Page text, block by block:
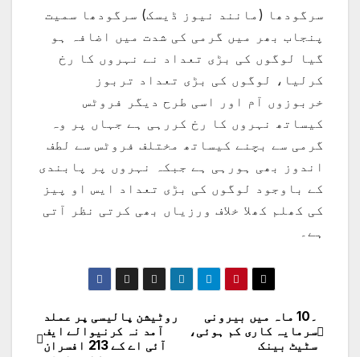
سرگودھا (مانند نیوز ڈیسک) سرگودھا سمیت
پنجاب بھر میں گرمی کی شدت میں اضافہ ہو
گیا لوگوں کی بڑی تعداد نے نہروں کا رخ
کرلیا، لوگوں کی بڑی تعداد تربوز
خربوزوں آم اور اسی طرح دیگر فروٹس
کیساتھ نہروں کا رخ کررہی ہے جہاں پر وہ
گرمی سے بچنے کیساتھ مختلف فروٹس سے لطف
اندوز بھی ہورہی ہے جبکہ نہروں پر پابندی
کے باوجود لوگوں کی بڑی تعداد ایس او پیز
کی کھلم کھلا خلاف ورزیاں بھی کرتی نظر آتی
ہے۔
پوسٹوں
روٹیشن پالیسی پر عملد
آمد نہ کرنیوالے ایف
آئی اے کے 213 افسران
۔10 ماہ میں بیرونی
سرمایہ کاری کم ہوئی،
سٹیٹ بینک